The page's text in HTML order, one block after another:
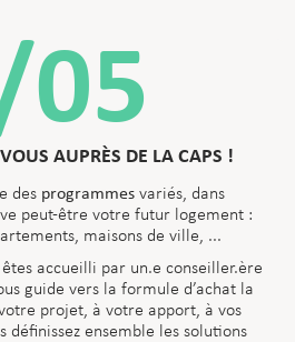
AUPRÈS DE LA CAPS !
des programmes variés, dans
peut-être votre futur logement :
maisons de ville, ...
êtes accueilli par un.e conseiller.ère
guide vers la formule d’achat la
projet, à votre apport, à vos
définissez ensemble les solutions